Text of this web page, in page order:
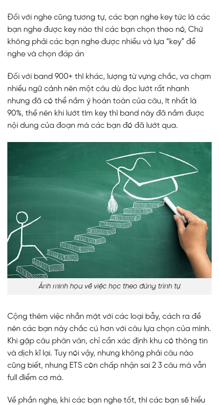
Đối với nghe cũng tương tự, các bạn nghe key tức là các
bạn nghe được key nào thì các bạn chọn theo nó, Chứ
không phải các bạn nghe được nhiều và lựa “key” để
nghe và chọn đáp án
Đối với band 900+ thì khác, lượng từ vựng chắc, va chạm
nhiều ngữ cảnh nên một câu dù đọc lướt rất nhanh
nhưng đã có thể nắm ý hoàn toàn của câu, ít nhất là
90%, thế nên khi lướt tìm key thì band này đã nắm được
nội dung của đoạn mà các bạn đó đã lướt qua.
Ảnh minh họa về việc học theo đúng trình tự
Cộng thêm việc nhẵn mặt với các loại bẫy, cách ra đề
nên các bạn này chắc cú hơn với câu lựa chọn của mình.
Khi gặp câu phân vân, chỉ cần xác định khu có thông tin
và dịch kĩ lại. Tuy nói vậy, nhưng không phải câu nào
cũng biết, nhưng ETS còn chấp nhận sai 2 3 câu mà vẫn
full điểm cơ mà.
Về phần nghe, khi các bạn nghe tốt, thì các bạn sẽ hiểu